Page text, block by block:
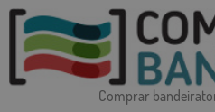
Comprar